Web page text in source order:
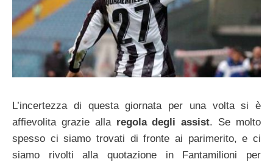
L’incertezza di questa giornata per una volta si è
affievolita grazie alla regola degli assist. Se molto
spesso ci siamo trovati di fronte ai parimerito, e ci
siamo rivolti alla quotazione in Fantamilioni per